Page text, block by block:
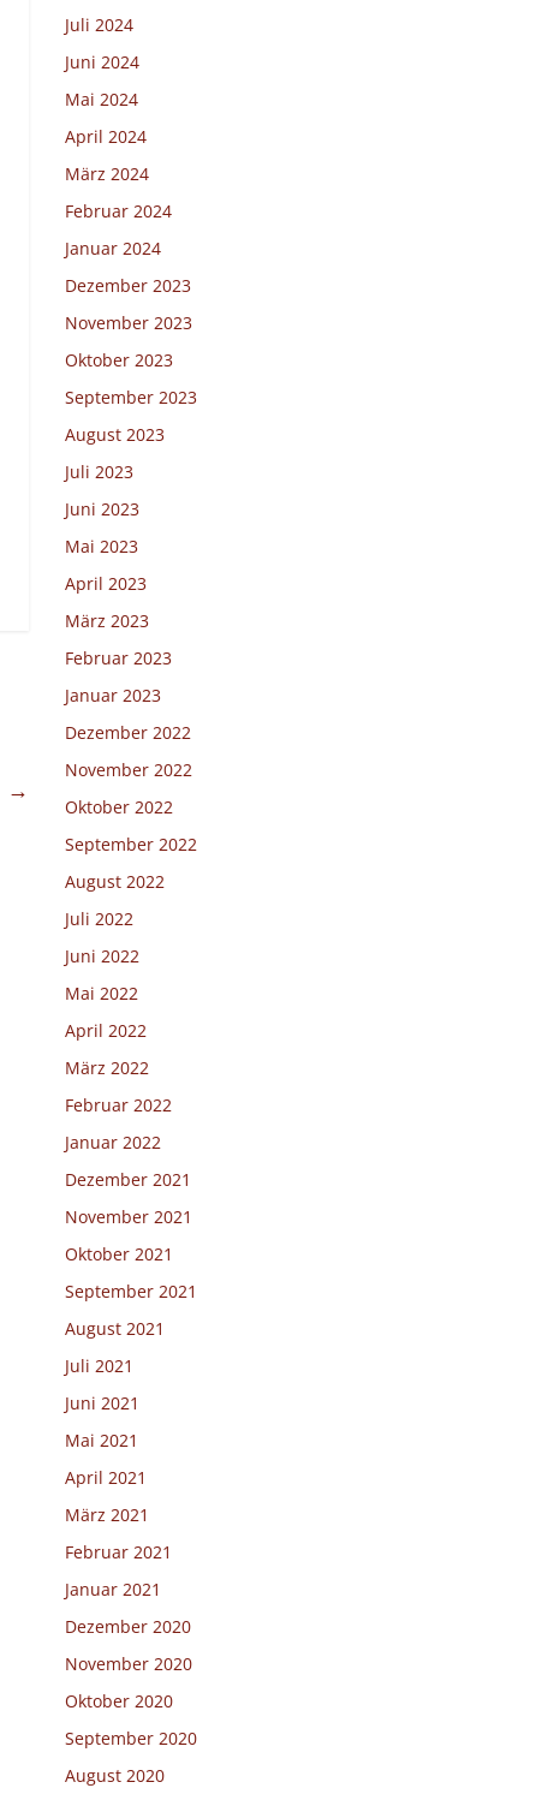
→
Juli 2024
Juni 2024
Mai 2024
April 2024
März 2024
Februar 2024
Januar 2024
Dezember 2023
November 2023
Oktober 2023
September 2023
August 2023
Juli 2023
Juni 2023
Mai 2023
April 2023
März 2023
Februar 2023
Januar 2023
Dezember 2022
November 2022
Oktober 2022
September 2022
August 2022
Juli 2022
Juni 2022
Mai 2022
April 2022
März 2022
Februar 2022
Januar 2022
Dezember 2021
November 2021
Oktober 2021
September 2021
August 2021
Juli 2021
Juni 2021
Mai 2021
April 2021
März 2021
Februar 2021
Januar 2021
Dezember 2020
November 2020
Oktober 2020
September 2020
August 2020